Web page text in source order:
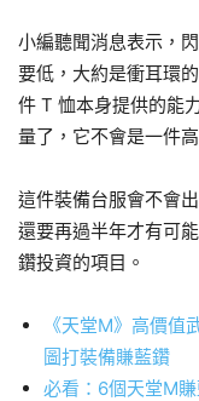
小編聽聞消息表示，
要低，大約是衝耳環
件 T 恤本身提供的能
量了，它不會是一件
這件裝備台服會不會
還要再過半年才有可
鑽投資的項目。
《天堂M》高價值
圖打裝備賺藍鑽
必看：6個天堂M